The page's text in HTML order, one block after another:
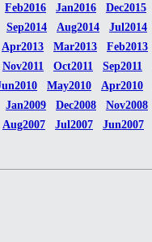
Feb2016 Jan2016 Dec2015
Sep2014 Aug2014 Jul2014
Apr2013 Mar2013 Feb2013
Nov2011 Oct2011 Sep2011
May2010 Apr2010
Jan2009 Dec2008 Nov2008
Aug2007 Jul2007 Jun2007